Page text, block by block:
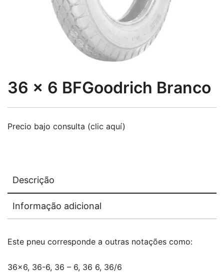
36 x 6 BFGoodrich Branco
Precio bajo consulta (clic aquí)
Descrição
Informação adicional
Este pneu corresponde a outras notações como:
36×6, 36-6, 36 – 6, 36 6, 36/6